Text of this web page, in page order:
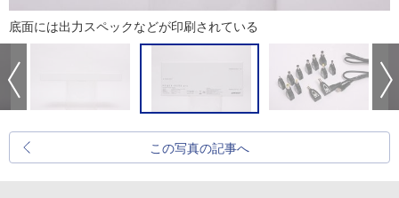
底面には出力スペックなどが印刷されている
この写真の記事へ